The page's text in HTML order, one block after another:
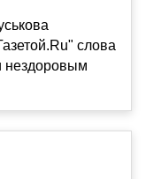
слова
нездоровым